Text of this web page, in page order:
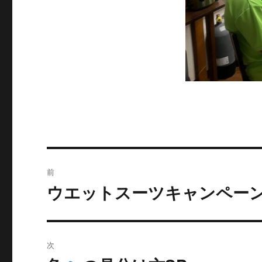
稿
前
過
去
の
投
稿:
ウエットスーツキャンペー
次